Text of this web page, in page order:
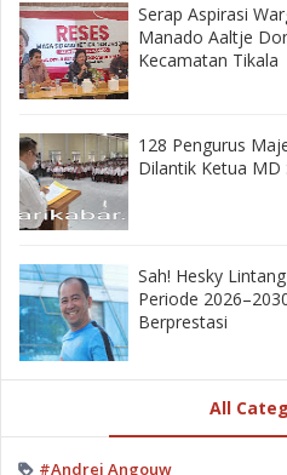
‎Serap Aspirasi
Manado Aaltje
Kecamatan Tikala ‎
128 Pengurus
Dilantik Ketua MD
‎Sah! Hesky
Periode
Berprestasi
All
#Andrei Angouw